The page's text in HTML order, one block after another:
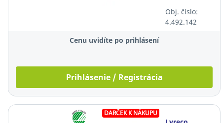
(CB436A),
čierny
Obj. číslo:
4.492.142
Cenu uvidíte po prihlásení
Prihlásenie / Registrácia
DARČEK K NÁKUPU